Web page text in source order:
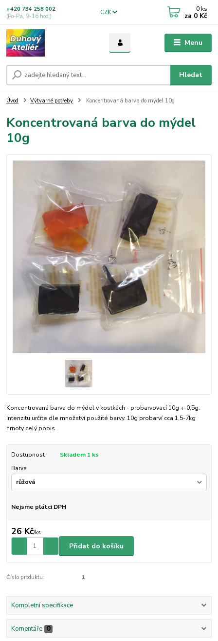
Menu
CZK
Hledat
+420 734 258 002
(Po-Pá, 9-16 hod.)
0 ks
za 0 Kč
Úvod Výtvarné potřeby Koncentrovaná barva do mýdel 10g
Koncentrovaná barva do mýdel
10g
Koncentrovaná barva do mýdel v kostkách - probarvovací 10g +-0,5g.
Intenzitu určíte dle množství použité barvy. 10g probarví cca 1,5-7kg
hmoty celý popis
Dostupnost
Skladem 1 ks
Barva
Nejsme plátci DPH
26 Kč/ks
Přidat do košíku
Číslo produktu: 1
Kompletní specifikace
Komentáře 0